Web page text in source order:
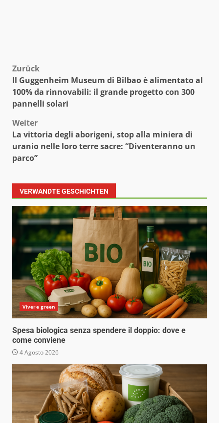
Beitragsnavigation
Zurück
Il Guggenheim Museum di Bilbao è alimentato al
100% da rinnovabili: il grande progetto con 300
pannelli solari
Weiter
La vittoria degli aborigeni, stop alla miniera di
uranio nelle loro terre sacre: “Diventeranno un
parco”
VERWANDTE GESCHICHTEN
Vivere green
Spesa biologica senza spendere il doppio: dove e
come conviene
4 Agosto 2026